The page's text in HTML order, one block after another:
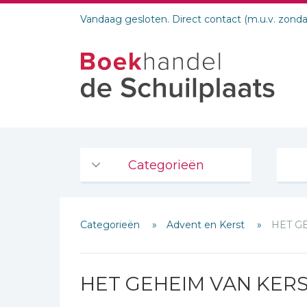
Vandaag gesloten. Direct contact (m.u.v.
Categorieën
De Bijbel
Bijbelse Dagboeken 2026
Bijbelstudie groepen
Categorieën Advent en Kerst HET
HET GEHEIM VAN